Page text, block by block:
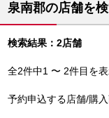
泉南郡の店舗を
検索結果：2店舗
全2件中1 〜 2件目を
予約申込する店舗/購